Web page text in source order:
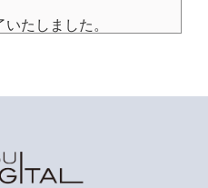
たしました。